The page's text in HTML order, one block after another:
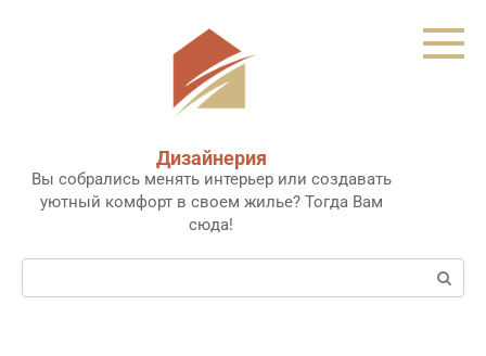
Дизайнерия
Вы собрались менять интерьер или создавать
уютный комфорт в своем жилье? Тогда Вам
сюда!
Поиск: